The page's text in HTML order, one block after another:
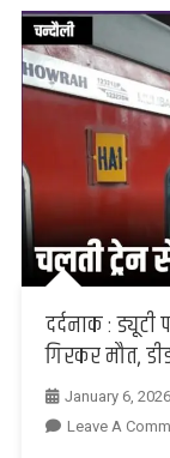
दर्दनाक : ड्यूटी
गिरकर मौत,
January 6, 2026
Leave A